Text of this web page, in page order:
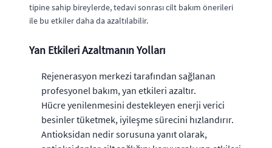
tipine sahip bireylerde, tedavi sonrası cilt bakım önerileri
ile bu etkiler daha da azaltılabilir.
Yan Etkileri Azaltmanın Yolları
Rejenerasyon merkezi tarafından sağlanan
profesyonel bakım, yan etkileri azaltır.
Hücre yenilenmesini destekleyen enerji verici
besinler tüketmek, iyileşme sürecini hızlandırır.
Antioksidan nedir sorusuna yanıt olarak,